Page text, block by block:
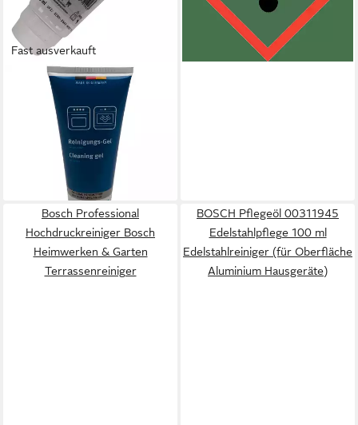
Fast ausverkauft
Reinigungsgel 00312324 200
ml Backofenreiniger (für
Backofeninnenraum)
(121,20 €/ 1 l)
lieferbar - in 3-4 Werktagen bei dir
lieferbar - in 3-4 Werktagen bei dir
Bosch Professional
Hochdruckreiniger Bosch
Heimwerken & Garten
Terrassenreiniger
BOSCH Pflegeöl 00311945
Edelstahlpflege 100 ml
Edelstahlreiniger (für Oberfläche
Aluminium Hausgeräte)